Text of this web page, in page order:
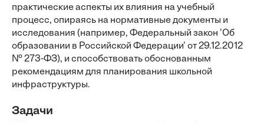
практические аспекты их влияния на учебный
процесс, опираясь на нормативные документы и
исследования (например, Федеральный закон 'Об
образовании в Российской Федерации' от 29.12.2012
№ 273-ФЗ), и способствовать обоснованным
рекомендациям для планирования школьной
инфраструктуры.
Задачи